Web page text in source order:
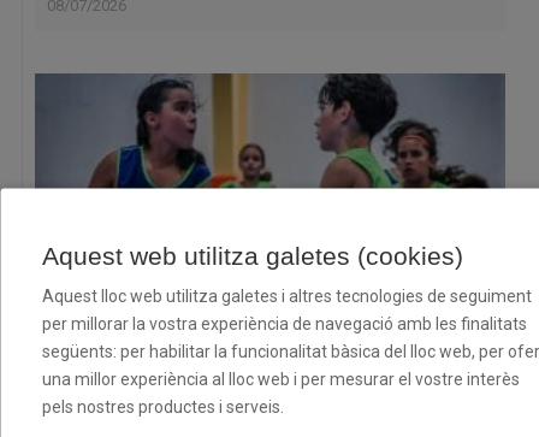
08/07/2026
Convocatòria per a la concessió d’ajuts econòmics a
esportistes federats per la temporada 2026-2027
06/07/2026
Aquest web utilitza galetes (cookies)
Aquest lloc web utilitza galetes i altres tecnologies de seguiment
per millorar la vostra experiència de navegació amb les finalitats
següents: per habilitar la funcionalitat bàsica del lloc web, per
una millor experiència al lloc web i per mesurar el vostre interès
pels nostres productes i serveis.